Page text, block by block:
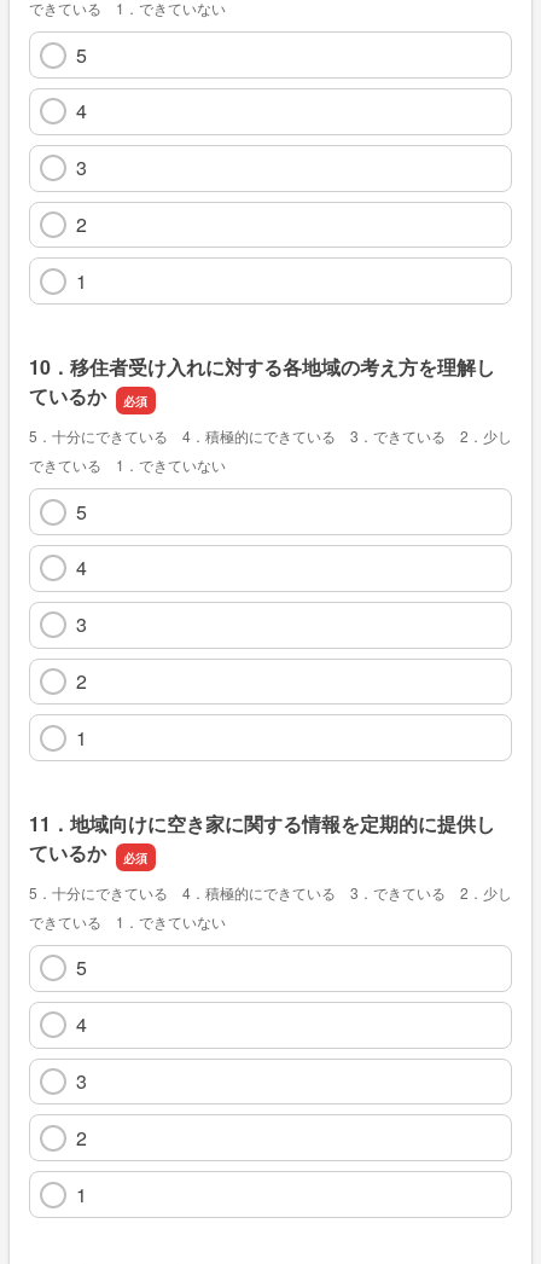
できている 1．できていない
5
4
3
2
1
10．移住者受け入れに対する各地域の考え方を理解し
ているか
5．十分にできている 4．積極的にできている 3．できている 2．少し
できている 1．できていない
5
4
3
2
1
11．地域向けに空き家に関する情報を定期的に提供し
ているか
5．十分にできている 4．積極的にできている 3．できている 2．少し
できている 1．できていない
5
4
3
2
1